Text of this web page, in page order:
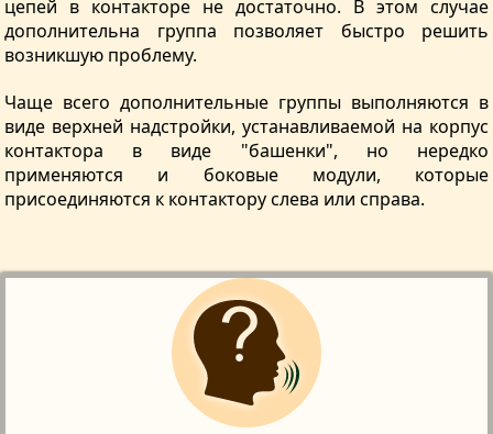
цепей в контакторе не достаточно. В этом случае
дополнительна группа позволяет быстро решить
возникшую проблему.
Чаще всего дополнительные группы выполняются в
виде верхней надстройки, устанавливаемой на корпус
контактора в виде "башенки", но нередко
применяются и боковые модули, которые
присоединяются к контактору слева или справа.